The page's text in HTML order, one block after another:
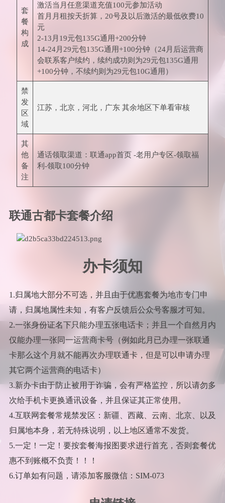
套
餐
构
成
激活当月任意渠道充值100元参加活动
首月月租按天折算，20号及以后激活的最低收费10
元
2-13月19元包135G通用+200分钟
14-24月29元包135G通用+100分钟（24月后运营商
会联系客户续约，续约成功则为29元包135G通用
+100分钟，不续约则为29元包10G通用）
禁
发
区
域
江苏，北京，河北，广东 其余地区下单看审核
其
他
备
注
通话领取渠道：联通app首页 -老用户专区-领取福
利-领取100分钟
联通古都卡套餐介绍
办卡须知
1.归属地大部分不可选，并且由于优惠套餐为地市专门申
请，归属地属性未知，有客户反馈后公众号客服才可知。
2.一张身份证名下只能办理五张电话卡；并且一个自然月内
仅能办理一张同一运营商卡号（例如此月已办理一张联通
卡那么这个月就不能再次办理联通卡，但是可以申请办理
其它两个运营商的电话卡）
3.新办卡由于防止被用于诈骗，会有严格监控，所以请勿多
次给手机卡更换通讯设备，并且保证其正常使用。
4.互联网套餐常规禁发区：新疆、西藏、云南、北京、以及
归属地本身，若无特殊说明，以上地区通常不发货。
5.一定！一定！要按套餐海报图要求进行首充，否则套餐优
惠不到账概不负责！！！
6.订单如有问题，请添加客服微信：SIM-073